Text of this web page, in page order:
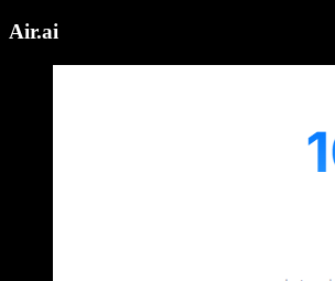
Air.ai